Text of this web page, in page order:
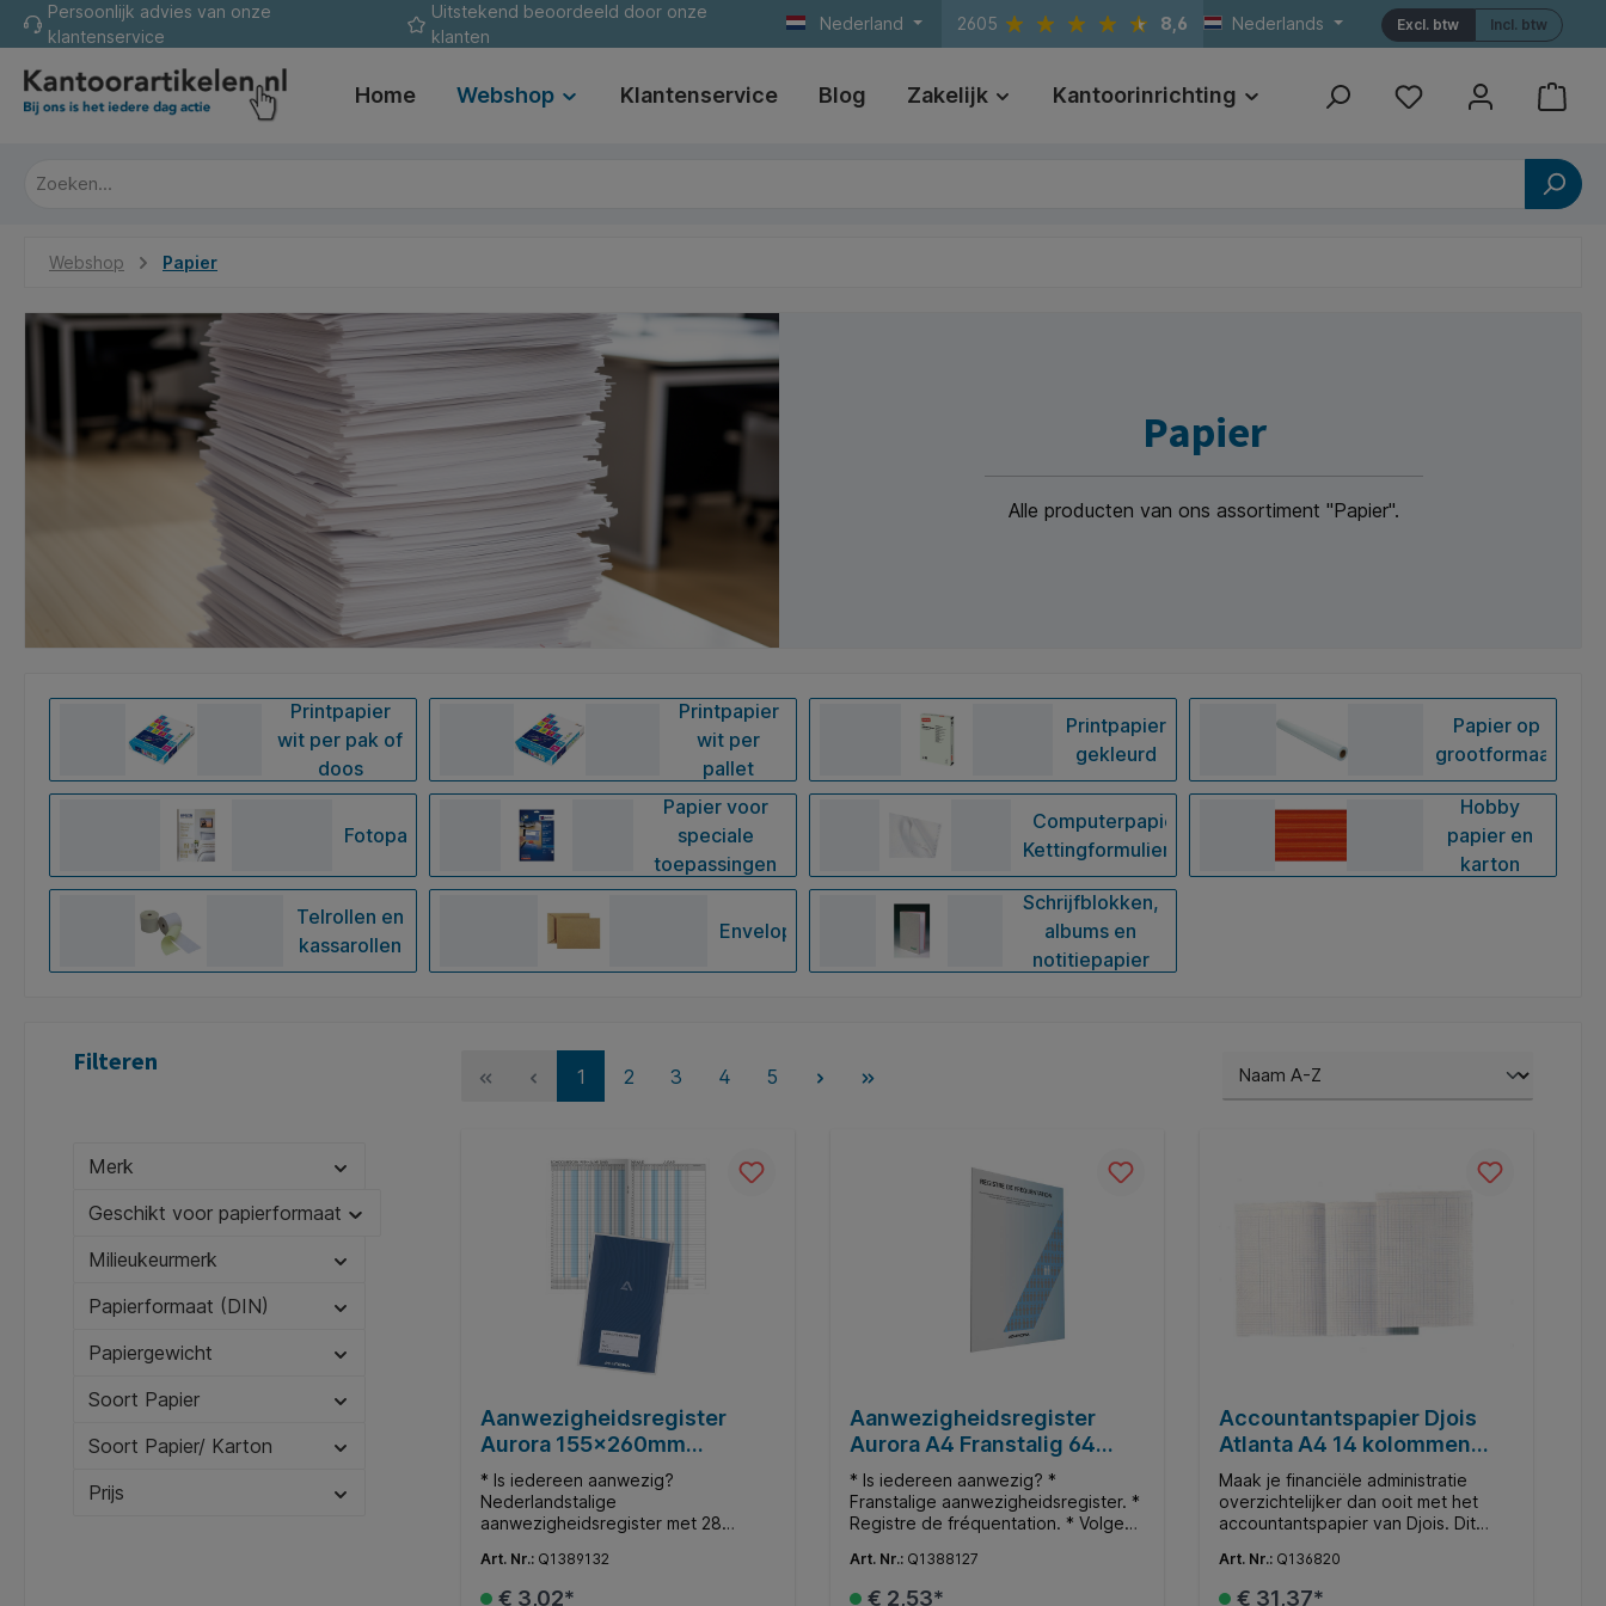
Ga naar de hoofdnavigatie
Persoonlijk advies van onze
klantenservice
Uitstekend beoordeeld door onze
klanten
Nederland 2605 8,6 Nederlands Incl. btw
Excl. btw
Home Webshop Klantenservice Blog Zakelijk Kantoorinrichting Print Referenties
Webshop Papier
Papier
Alle producten van ons assortiment "Papier".
Printpapier
wit per pak of
doos
Printpapier
wit per
pallet
Printpapier
gekleurd
Papier op
grootformaat
Fotopapier
Papier voor
speciale
toepassingen
Computerpapier
Kettingformulieren
Hobby
papier en
karton
Telrollen en
kassarollen
Enveloppen
Schrijfblokken,
albums en
notitiepapier
Filteren
Merk
Geschikt voor papierformaat
Milieukeurmerk
Papierformaat (DIN)
Papiergewicht
Soort Papier
Soort Papier/ Karton
Prijs
1 2 3 4 5
Aanwezigheidsregister
Aurora 155x260mm
Nederlandstalig 56 pagina's
* Is iedereen aanwezig?
Nederlandstalige
aanwezigheidsregister met 28
Aanwezigheidsregister op formaat
155x260mm. * Registratie voor
Art. Nr.: Q1389132
€ 3,02*
Aanwezigheidsregister
Aurora A4 Franstalig 64
pagina's
* Is iedereen aanwezig? *
Franstalige aanwezigheidsregister. *
Registre de fréquentation. * Volgens
bestaat uit 32 bladzijden, wit houtvrij
papier 80 g/m². * De omslag is
Art. Nr.: Q1388127
€ 2,53*
Accountantspapier Djois
Atlanta A4 14 kolommen
100vel
Maak je financiële administratie
overzichtelijker dan ooit met het
accountantspapier van Djois. Dit
voor professionele
boekhoudkundige taken en biedt
Art. Nr.: Q136820
€ 31,37*